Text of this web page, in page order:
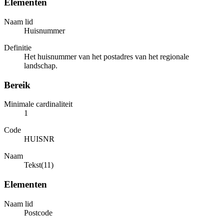
Elementen
Naam lid
Huisnummer
Definitie
Het huisnummer van het postadres van het regionale
landschap.
Bereik
Minimale cardinaliteit
1
Code
HUISNR
Naam
Tekst(11)
Elementen
Naam lid
Postcode